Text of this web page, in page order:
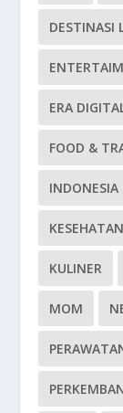
DESTINASI
ERA
FOOD &
INDONESIA
KULINER
MOM